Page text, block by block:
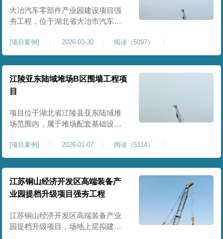
弱。新能源产业园厂房及配套设施
对
大冶汽车零部件产业园建设项目强
夯工程，位于湖北省大冶市汽车零
业厂房、生产车间及配套附属设施
建设的前置基础性地基处理工程。
项目场地为园区新建工业建设用
地，原始场地土层松散、土质均匀
性较差、土体固结度不足，天然地
基承载力偏低。汽车零部件生产厂
房对地基平整度、整体刚度、沉降
控
[项目案例] 2026-03-30 阅读（5097）
江陵亚东陆域堆场B区围墙工程项
目
项目位于湖北省江陵县亚东陆域堆
场范围内，属于堆场配套基础设施
墙及附属设施建设，是保障场区边
界围护结构稳定、提升场地整体建
设标准的前置关键工程，本项目强
夯处理总面积20000㎡，施工范围为
陆域堆场B区围墙沿线及配套场地。
原场地土层松散、回填不均、固结
程度差，地基承载力较低，且堆
[项目案例] 2026-01-07 阅读（5114）
江苏铜山经济开发区高端装备产
业园提档升级项目强夯工程
江苏铜山经济开发区高端装备产业
园提档升级项目，场地上层拟建厂